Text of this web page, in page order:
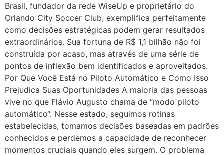
Brasil, fundador da rede WiseUp e proprietário do
Orlando City Soccer Club, exemplifica perfeitamente
como decisões estratégicas podem gerar resultados
extraordinários. Sua fortuna de R$ 1,1 bilhão não foi
construída por acaso, mas através de uma série de
pontos de inflexão bem identificados e aproveitados.
Por Que Você Está no Piloto Automático e Como Isso
Prejudica Suas Oportunidades A maioria das pessoas
vive no que Flávio Augusto chama de “modo piloto
automático“. Nesse estado, seguimos rotinas
estabelecidas, tomamos decisões baseadas em padrões
conhecidos e perdemos a capacidade de reconhecer
momentos cruciais quando eles surgem. O problema